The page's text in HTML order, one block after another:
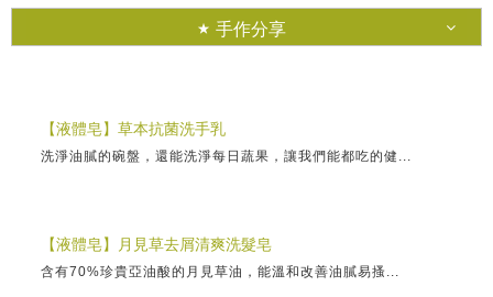
手作分享
【液體皂】草本抗菌洗手乳
洗淨油膩的碗盤，還能洗淨每日蔬果，讓我們能都吃的健...
【液體皂】月見草去屑清爽洗髮皂
含有70%珍貴亞油酸的月見草油，能溫和改善油膩易搔...